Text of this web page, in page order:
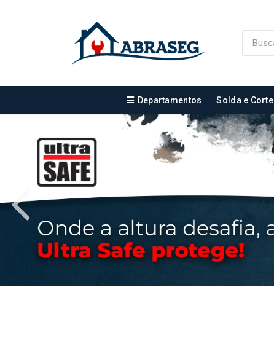
Departamentos Solda e Corte